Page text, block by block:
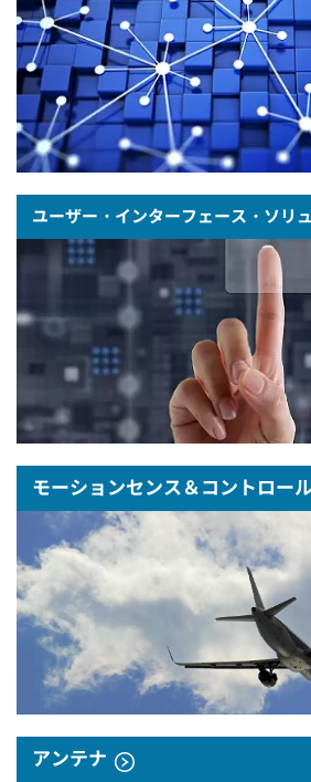
ユーザー・インターフェース・ソリ
モーションセンス＆コントロー
アンテナ